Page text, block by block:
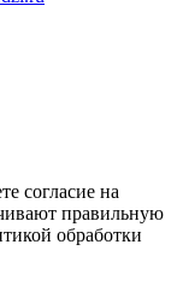
согласие на
правильную
обработки